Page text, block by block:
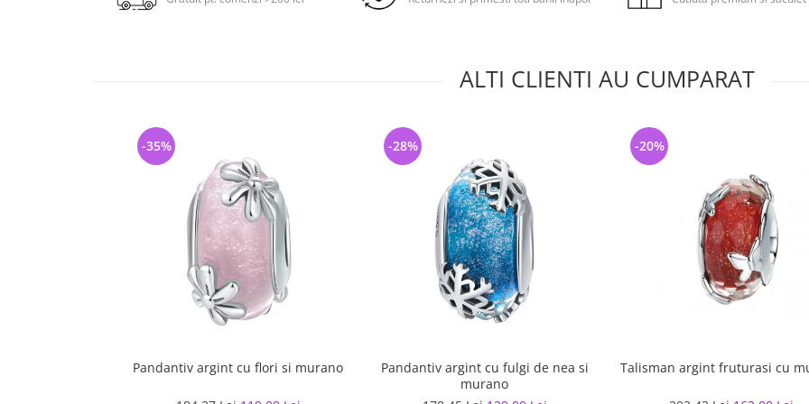
ALTI CLIENTI AU CUMPARAT
Pandantiv argint cu flori si murano
-35%
Pandantiv argint cu fulgi de nea si
murano
-28%
Talisman argint fruturasi cu
-20%